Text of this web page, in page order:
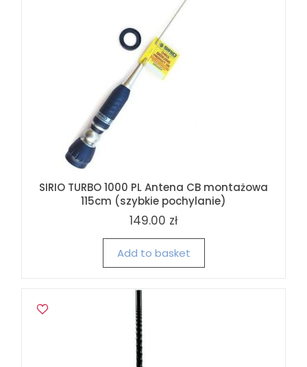
SIRIO TURBO 1000 PL Antena CB montażowa
115cm (szybkie pochylanie)
149.00 zł
Add to basket